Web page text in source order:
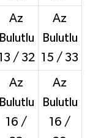
Az
Bulutlu
/ 32
Az
Bulutlu
15 / 33
Az
Bulutlu
16 /
Az
Bulutlu
16 /